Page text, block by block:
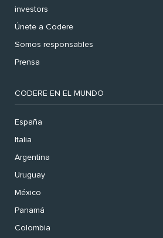
investors
Únete a Codere
Somos responsables
Prensa
CODERE EN EL MUNDO
España
Italia
Argentina
Uruguay
México
Panamá
Colombia